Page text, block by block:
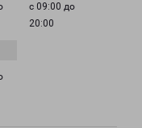
с 09:00 до
20:00